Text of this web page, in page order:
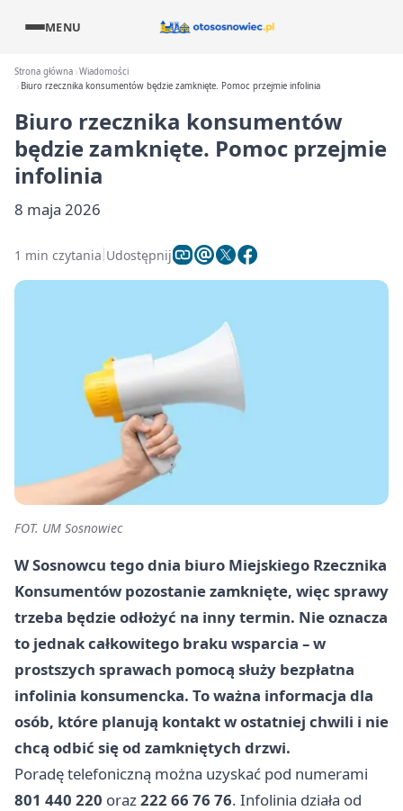
MENU
Strona główna Wiadomości
Biuro rzecznika konsumentów będzie zamknięte. Pomoc przejmie infolinia
Biuro rzecznika konsumentów
będzie zamknięte. Pomoc przejmie
infolinia
8 maja 2026
1 min czytania Udostępnij
FOT. UM Sosnowiec
W Sosnowcu tego dnia biuro Miejskiego Rzecznika
Konsumentów pozostanie zamknięte, więc sprawy
trzeba będzie odłożyć na inny termin. Nie oznacza
to jednak całkowitego braku wsparcia – w
prostszych sprawach pomocą służy bezpłatna
infolinia konsumencka. To ważna informacja dla
osób, które planują kontakt w ostatniej chwili i nie
chcą odbić się od zamkniętych drzwi.
Poradę telefoniczną można uzyskać pod numerami
801 440 220 oraz 222 66 76 76. Infolinia działa od